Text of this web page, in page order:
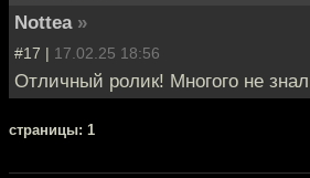
Nottea »
#17 | 17.02.25 18:56
Отличный ролик! Многого не
cтраницы: 1